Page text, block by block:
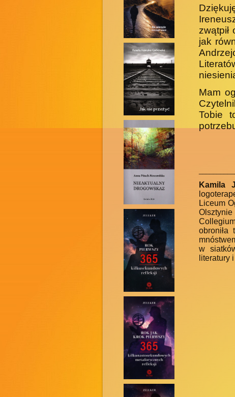
jak
Mam
Tobie
Kamila
Liceum
obroniła
w
literatury